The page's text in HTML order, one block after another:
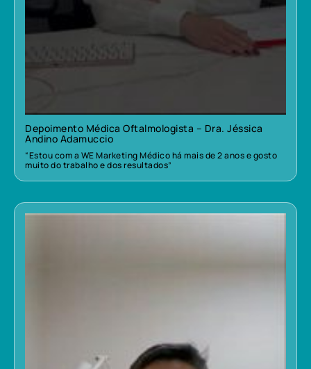
Depoimento Médica Oftalmologista – Dra. Jéssica
Andino Adamuccio
“Estou com a WE Marketing Médico há mais de 2 anos e gosto
muito do trabalho e dos resultados”